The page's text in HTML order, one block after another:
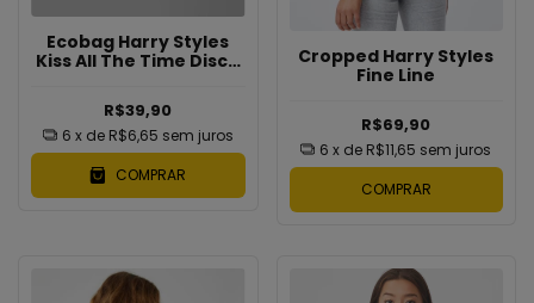
Ecobag Harry Styles
Kiss All The Time Disco
R$39,90
6 x de R$6,65 sem juros
COMPRAR
Cropped Harry Styles
Fine Line
R$69,90
6 x de R$11,65 sem juros
COMPRAR